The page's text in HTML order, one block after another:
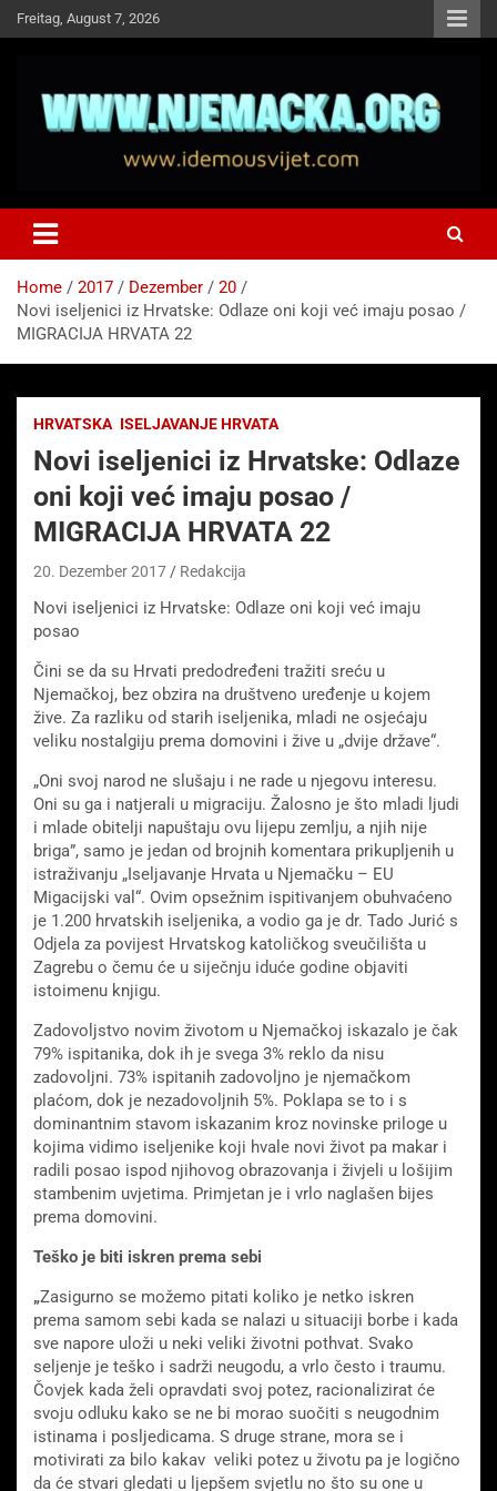
Skip
to
Freitag, August 7, 2026
Idemo u Svijet-Njemacka!
Home 2017 Dezember
20
Novi iseljenici iz Hrvatske: Odlaze oni koji već imaju posao /
MIGRACIJA HRVATA 22
HRVATSKA ISELJAVANJE HRVATA
Novi iseljenici iz Hrvatske: Odlaze
oni koji već imaju posao /
MIGRACIJA HRVATA 22
20. Dezember 2017 Redakcija
Novi iseljenici iz Hrvatske: Odlaze oni koji već imaju
posao
Čini se da su Hrvati predodređeni tražiti sreću u
Njemačkoj, bez obzira na društveno uređenje u kojem
žive. Za razliku od starih iseljenika, mladi ne osjećaju
veliku nostalgiju prema domovini i žive u „dvije države“.
„Oni svoj narod ne slušaju i ne rade u njegovu interesu.
Oni su ga i natjerali u migraciju. Žalosno je što mladi ljudi
i mlade obitelji napuštaju ovu lijepu zemlju, a njih nije
briga”, samo je jedan od brojnih komentara prikupljenih u
istraživanju „Iseljavanje Hrvata u Njemačku – EU
Migacijski val“. Ovim opsežnim ispitivanjem obuhvaćeno
je 1.200 hrvatskih iseljenika, a vodio ga je dr. Tado Jurić s
Odjela za povijest Hrvatskog katoličkog sveučilišta u
Zagrebu o čemu će u siječnju iduće godine objaviti
istoimenu knjigu.
Zadovoljstvo novim životom u Njemačkoj iskazalo je čak
79% ispitanika, dok ih je svega 3% reklo da nisu
zadovoljni. 73% ispitanih zadovoljno je njemačkom
plaćom, dok je nezadovoljnih 5%. Poklapa se to i s
dominantnim stavom iskazanim kroz novinske priloge u
kojima vidimo iseljenike koji hvale novi život pa makar i
radili posao ispod njihovog obrazovanja i živjeli u lošijim
stambenim uvjetima. Primjetan je i vrlo naglašen bijes
prema domovini.
Teško je biti iskren prema sebi
„Zasigurno se možemo pitati koliko je netko iskren
prema samom sebi kada se nalazi u situaciji borbe i kada
sve napore uloži u neki veliki životni pothvat. Svako
seljenje je teško i sadrži neugodu, a vrlo često i traumu.
Čovjek kada želi opravdati svoj potez, racionalizirat će
svoju odluku kako se ne bi morao suočiti s neugodnim
istinama i posljedicama. S druge strane, mora se i
motivirati za bilo kakav veliki potez u životu pa je logično
da će stvari gledati u ljepšem svjetlu no što su one u